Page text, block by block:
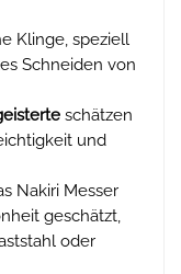
Klinge, speziell
Schneiden von
schätzen
und
Nakiri Messer
geschätzt,
oder